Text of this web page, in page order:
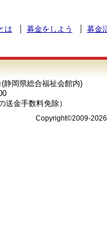
は 募金をしよう 募金
静岡県総合福祉会館内)
送金手数料免除）
Copyright©2009-